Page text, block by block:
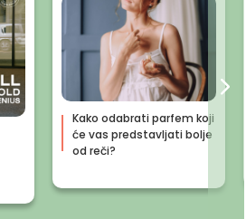
Kako odabrati parfem koji
će vas predstavljati bolje
od reči?